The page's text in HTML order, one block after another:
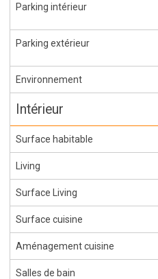
Parking intérieur
Parking extérieur
Environnement
Intérieur
Surface habitable
Living
Surface Living
Surface cuisine
Aménagement cuisine
Salles de bain